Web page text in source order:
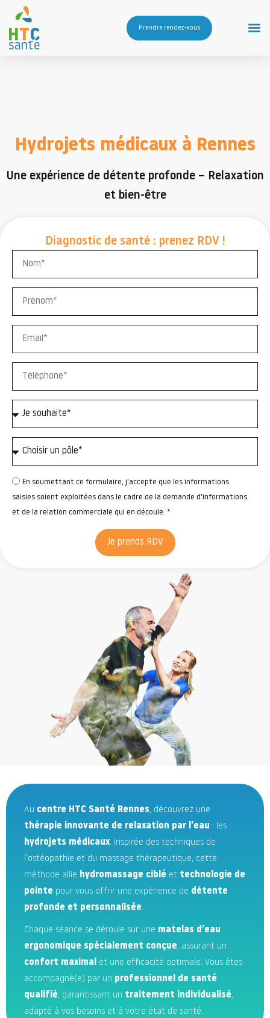
Prendre rendez-vous
Hydrojets médicaux à Rennes
Une expérience de détente profonde – Relaxation
et bien-être
Diagnostic de santé : prenez RDV !
En soumettant ce formulaire, j'accepte que les informations
saisies soient exploitées dans le cadre de la demande d'informations
et de la relation commerciale qui en découle. *
Je prends RDV
Au centre HTC Santé Rennes, découvrez une
thérapie innovante de relaxation par l’eau : les
hydrojets médicaux. Inspirée des techniques de
l’ostéopathie et du massage thérapeutique, cette
méthode allie hydromassage ciblé et technologie de
pointe pour vous offrir une expérience de détente
profonde et personnalisée.
Chaque séance se déroule sur une matelas d’eau
ergonomique spécialement conçue, assurant un
confort maximal et une efficacité optimale. Vous êtes
accompagné(e) par un professionnel de santé
qualifié, garantissant un traitement individualisé,
adapté à vos besoins et à votre état de santé.